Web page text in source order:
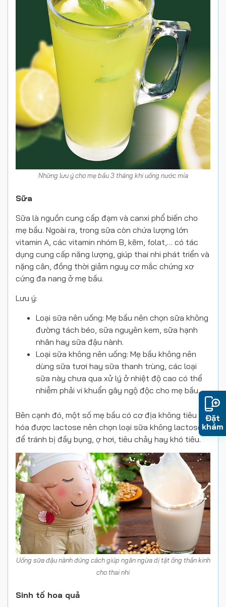
Những lưu ý cho mẹ bầu 3 tháng khi uống nước mía
Sữa
Sữa là nguồn cung cấp đạm và canxi phổ biến cho
mẹ bầu. Ngoài ra, trong sữa còn chứa lượng lớn
vitamin A, các vitamin nhóm B, kẽm, folat,… có tác
dụng cung cấp năng lượng, giúp thai nhi phát triển và
nặng cân, đồng thời giảm nguy cơ mắc chứng xơ
cứng đa nang ở mẹ bầu.
Lưu ý:
Loại sữa nên uống: Mẹ bầu nên chọn sữa không
đường tách béo, sữa nguyên kem, sữa hạnh
nhân hay sữa đậu nành.
Loại sữa không nên uống: Mẹ bầu không nên
dùng sữa tươi hay sữa thanh trùng, các loại
sữa này chưa qua xử lý ở nhiệt độ cao có thể
nhiễm phải vi khuẩn gây ngộ độc cho mẹ bầu.
Bên cạnh đó, một số mẹ bầu có cơ địa không tiêu
hóa được lactose nên chọn loại sữa không lactose
để tránh bị đầy bụng, ợ hơi, tiêu chảy hay khó tiêu.
Uống sữa đậu nành đúng cách giúp ngăn ngừa dị tật ống thần kinh
cho thai nhi
Sinh tố hoa quả
Đặt
khám